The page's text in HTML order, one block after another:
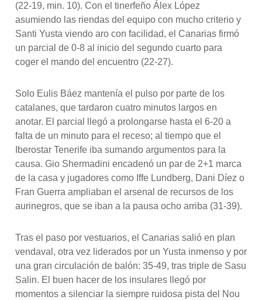
(22-19, min. 10). Con el tinerfeño Álex López
asumiendo las riendas del equipo con mucho criterio y
Santi Yusta viendo aro con facilidad, el Canarias firmó
un parcial de 0-8 al inicio del segundo cuarto para
coger el mando del encuentro (22-27).
Solo Eulis Báez mantenía el pulso por parte de los
catalanes, que tardaron cuatro minutos largos en
anotar. El parcial llegó a prolongarse hasta el 6-20 a
falta de un minuto para el receso; al tiempo que el
Iberostar Tenerife iba sumando argumentos para la
causa. Gio Shermadini encadenó un par de 2+1 marca
de la casa y jugadores como Iffe Lundberg, Dani Díez o
Fran Guerra ampliaban el arsenal de recursos de los
aurinegros, que se iban a la pausa ocho arriba (31-39).
Tras el paso por vestuarios, el Canarias salió en plan
vendaval, otra vez liderados por un Yusta inmenso y por
una gran circulación de balón: 35-49, tras triple de Sasu
Salin. El buen hacer de los insulares llegó por
momentos a silenciar la siempre ruidosa pista del Nou